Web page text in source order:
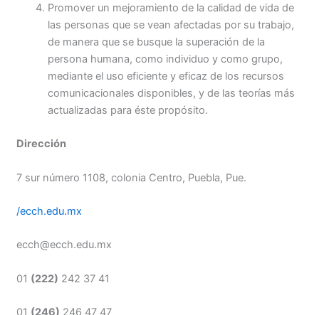
Promover un mejoramiento de la calidad de vida de
las personas que se vean afectadas por su trabajo,
de manera que se busque la superación de la
persona humana, como individuo y como grupo,
mediante el uso eficiente y eficaz de los recursos
comunicacionales disponibles, y de las teorías más
actualizadas para éste propósito.
Dirección
7 sur número 1108, colonia Centro, Puebla, Pue.
/ecch.edu.mx
ecch@ecch.edu.mx
01 (222) 242 37 41
01 (246) 246 47 47